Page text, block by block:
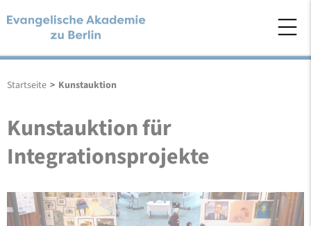
Startseite > Kunstauktion
Kunstauktion für
Integrationsprojekte